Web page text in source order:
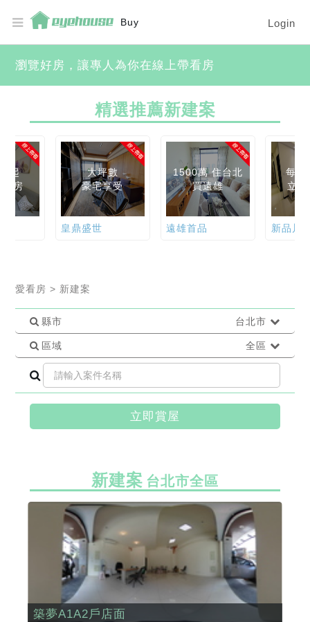
Login
Buy
瀏覽好房，讓專人為你在線上帶看房
精選推薦新建案
起
兩房
大坪數
豪宅享受
皇鼎盛世
1500萬 住台北
買遠雄
遠雄首品
每月
立
新品川
愛看房 > 新建案
縣市 台北市
區域 全區
立即賞屋
新建案 台北市全區
築夢A1A2戶店面